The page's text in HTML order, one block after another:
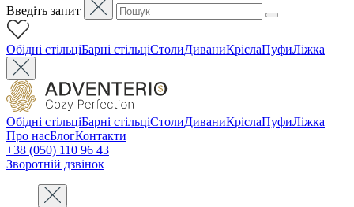
Введіть запит
Oбідні стільціБарні стільціСтолиДиваниКріслаПуфиЛіжка
Oбідні стільціБарні стільціСтолиДиваниКріслаПуфиЛіжка
Про насБлогКонтакти
+38 (050) 110 96 43
Зворотній дзвінок